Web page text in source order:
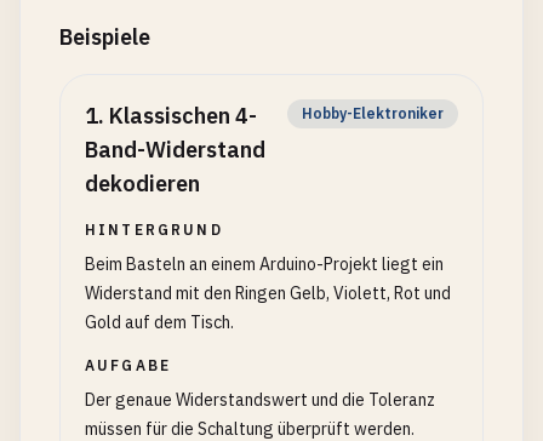
Beispiele
1. Klassischen 4-
Band-Widerstand
dekodieren
Hobby-Elektroniker
HINTERGRUND
Beim Basteln an einem Arduino-Projekt liegt ein
Widerstand mit den Ringen Gelb, Violett, Rot und
Gold auf dem Tisch.
AUFGABE
Der genaue Widerstandswert und die Toleranz
müssen für die Schaltung überprüft werden.